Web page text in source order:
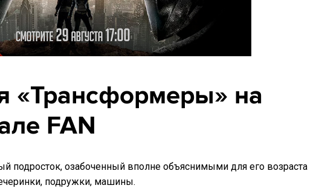
«Трансформеры» на
FAN
подросток, озабоченный вполне объяснимыми для его возраста
подружки, машины.